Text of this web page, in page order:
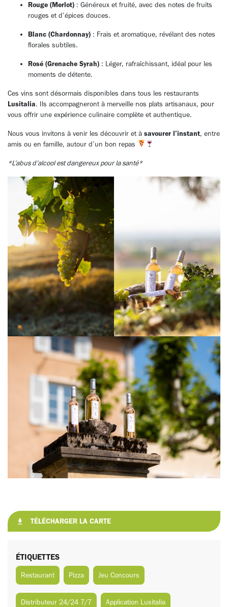
Rouge (Merlot) : Généreux et fruité, avec des notes de fruits
rouges et d’épices douces.
Blanc (Chardonnay) : Frais et aromatique, révélant des notes
florales subtiles.
Rosé (Grenache Syrah) : Léger, rafraîchissant, idéal pour les
moments de détente.
Ces vins sont désormais disponibles dans tous les restaurants
Lusitalia. Ils accompagneront à merveille nos plats artisanaux, pour
vous offrir une expérience culinaire complète et authentique.
Nous vous invitons à venir les découvrir et à savourer l’instant, entre
amis ou en famille, autour d’un bon repas
*L’abus d’alcool est dangereux pour la santé*
TÉLÉCHARGER LA CARTE
ÉTIQUETTES
Restaurant Pizza Jeu Concours
Distributeur 24/24 7/7 Application Lusitalia